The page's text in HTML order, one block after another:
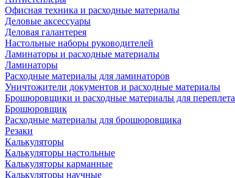
Офисная техника и расходные материалы
Деловые аксессуары
Деловая галантерея
Настольные наборы руководителей
Ламинаторы и расходные материалы
Ламинаторы
Расходные материалы для ламинаторов
Уничтожители документов и расходные материалы
Брошюровщики и расходные материалы для переплета
Брошюровщик
Расходные материалы для брошюровщика
Резаки
Калькуляторы
Калькуляторы настольные
Калькуляторы карманные
Калькуляторы научные